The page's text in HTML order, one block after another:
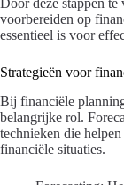
Door deze stappen
voorbereiden op
essentieel is voor
Strategieën voor
Bij financiële
belangrijke rol.
technieken die
financiële situaties.